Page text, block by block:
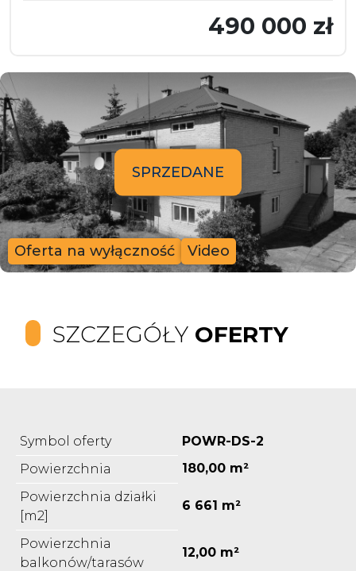
490 000 zł
Oferta na wyłączność Video
SPRZEDANE
SZCZEGÓŁY OFERTY
Symbol oferty
POWR-DS-2
Powierzchnia
180,00 m²
Powierzchnia działki
[m2]
6 661 m²
Powierzchnia
balkonów/tarasów
12,00 m²